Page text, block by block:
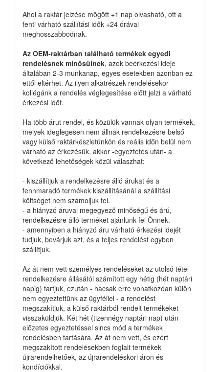
Ahol a raktár jelzése mögött +1 nap olvasható, ott a
fenti várható szállítási idők +24 órával
meghosszabbodnak.
Az OEM-raktárban található termékek egyedi
rendelésnek minősülnek, azok beérkezési ideje
általában 2-3 munkanap, egyes esetekben azonban ez
ettől eltérhet. Az ilyen alkatrészek rendelésekor
kollégánk a rendelés véglegesítése előtt jelzi a várható
érkezési időt.
Ha több árut rendel, és közülük vannak olyan termékek,
melyek ideglegesen nem állnak rendelkezésre belső
vagy külső raktárkészletünkön és reális időn belül nem
várható az érkezésük, akkor -egyeztetés után- a
következő lehetőségek közül válaszhat:
- kiszállítjuk a rendelkezésre álló árukat és a
fennmaradó termékek kiszállításánál a szállítási
költséget nem számoljuk fel.
- a hiányzó áruval megegyező minőségű és árú,
rendelkezésre álló terméket ajánlunk fel Önnek.
- amennyiben a hiányzó áru várható érkezési idejét
tudjuk, bevárjuk azt, és a teljes rendelést egyben
szállítjuk.
Az át nem vett személyes rendeléseket az utolsó tétel
rendelkezésre állásától számított egy hétig (hét naptári
napig) tartjuk, ezután - hacsak erre vonatkozóan külön
nem egyeztettünk az ügyféllel - a rendelést
megszakítjuk, a külső raktárból rendelt termékeket
visszaküldjük. Két hét (tizennégy naptári nap) után
előzetes egyeztetéssel sincs mód a termékek
rendelésben tartására. Az át nem vett, és ezért
megszakított rendelésekben foglalt termékek
újrarendelhetőek, az újrarendeléskori áron és
kondíciókkal.